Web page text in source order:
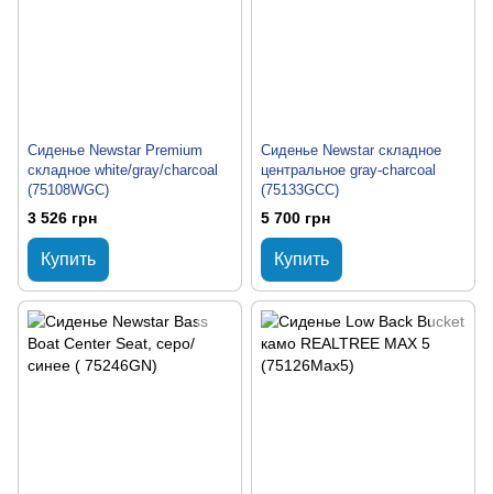
Сиденье Newstar Premium
складное white/gray/charcoal
(75108WGC)
3 526 грн
Купить
Сиденье Newstar складное
центральное gray-charcoal
(75133GCC)
5 700 грн
Купить